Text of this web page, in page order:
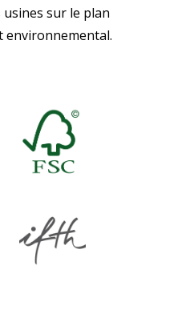
sur le plan
environnemental.